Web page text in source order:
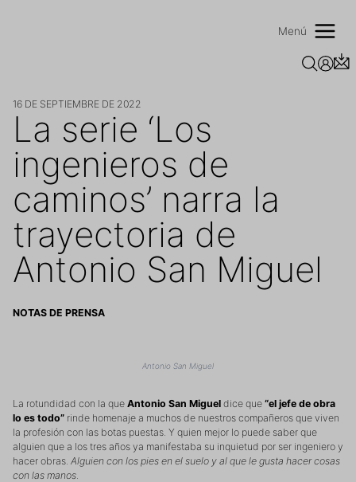
Menú
16 DE SEPTIEMBRE DE 2022
La serie ‘Los
ingenieros de
caminos’ narra la
trayectoria de
Antonio San Miguel
NOTAS DE PRENSA
Antonio San Miguel
La rotundidad con la que Antonio San Miguel dice que “el jefe de obra
lo es todo” rinde homenaje a muchos de nuestros compañeros que viven
la profesión con las botas puestas. Y quien mejor lo puede saber que
alguien que a los tres años ya manifestaba su inquietud por ser ingeniero y
hacer obras. Alguien con los pies en el suelo y al que le gusta hacer cosas
con las manos.